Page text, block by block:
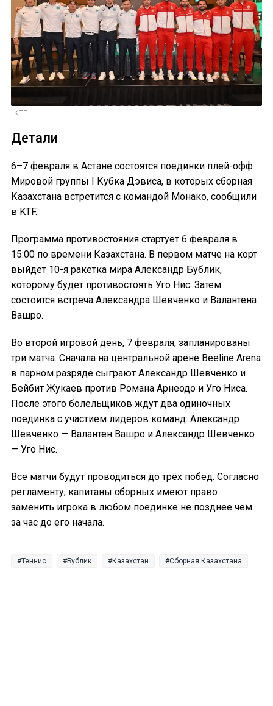
KTF
Детали
6–7 февраля в Астане состоятся поединки плей-офф
Мировой группы I Кубка Дэвиса, в которых сборная
Казахстана встретится с командой Монако, сообщили
в KTF.
Программа противостояния стартует 6 февраля в
15:00 по времени Казахстана. В первом матче на корт
выйдет 10-я ракетка мира Александр Бублик,
которому будет противостоять Уго Нис. Затем
состоится встреча Александра Шевченко и Валантена
Вашро.
Во второй игровой день, 7 февраля, запланированы
три матча. Сначала на центральной арене Beeline Arena
в парном разряде сыграют Александр Шевченко и
Бейбит Жукаев против Романа Арнеодо и Уго Ниса.
После этого болельщиков ждут два одиночных
поединка с участием лидеров команд: Александр
Шевченко — Валантен Вашро и Александр Шевченко
— Уго Нис.
Все матчи будут проводиться до трёх побед. Согласно
регламенту, капитаны сборных имеют право
заменить игрока в любом поединке не позднее чем
за час до его начала.
Теннис Бублик Казахстан Сборная Казахстана